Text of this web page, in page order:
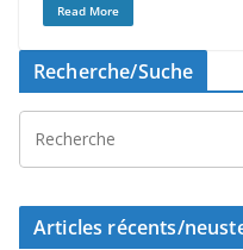
Read More
Recherche/Suche
Articles récents/